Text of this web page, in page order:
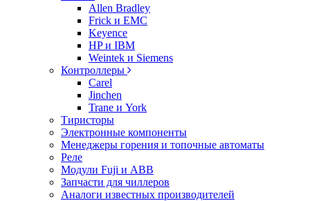
Allen Bradley
Frick и EMC
Keyence
HP и IBM
Weintek и Siemens
Контроллеры
Carel
Jinchen
Trane и York
Тиристоры
Электронные компоненты
Менеджеры горения и топочные автоматы
Реле
Модули Fuji и ABB
Запчасти для чиллеров
Аналоги известных производителей